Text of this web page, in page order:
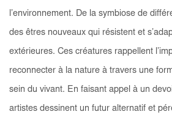
l’environnement. De la symbiose de
des êtres nouveaux qui résistent et
extérieures. Ces créatures rappellent
reconnecter à la nature à travers une
sein du vivant. En faisant appel à un
artistes dessinent un futur alternatif et